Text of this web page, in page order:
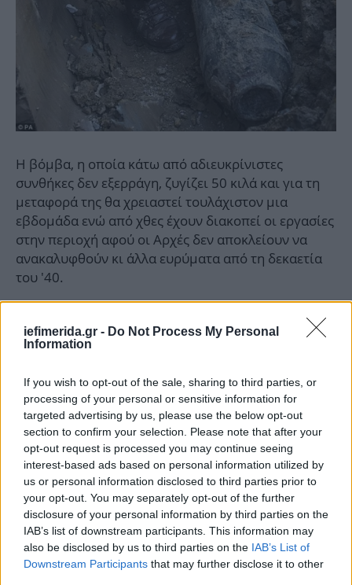
iefimerida.gr - Do Not Process My Personal
Information
If you wish to opt-out of the sale, sharing to third parties, or
processing of your personal or sensitive information for
targeted advertising by us, please use the below opt-out
section to confirm your selection. Please note that after your
opt-out request is processed you may continue seeing
interest-based ads based on personal information utilized by
us or personal information disclosed to third parties prior to
your opt-out. You may separately opt-out of the further
disclosure of your personal information by third parties on the
IAB’s list of downstream participants. This information may
also be disclosed by us to third parties on the IAB’s List of
Downstream Participants that may further disclose it to other
Η βόμβα, η οποία κάτω από αδιευκρίνιστες
συνθήκες δεν εξερράγη, ζυγίζει 50 κιλά και για τη
μεταφορά της θα χρειαστεί τουλάχιστον μια
εβδομάδα ενώ από χθες έχουν διακοπεί οι εργασίες
στην περιοχή αφού οι Αρχές δεν αποκλείουν να
ανακαλυφθούν κι άλλα ευρύματα από τη δεκαετία
του '40.